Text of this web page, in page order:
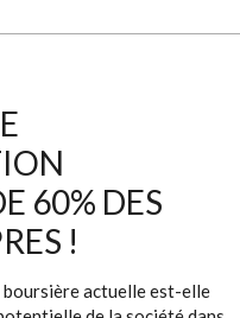
60% DES
!
actuelle est-elle